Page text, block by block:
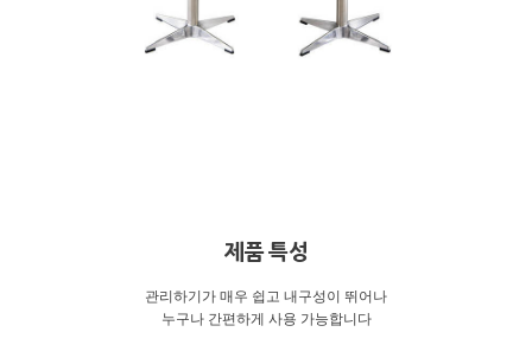
제품 특성
관리하기가 매우 쉽고 내구성이 뛰어나
누구나 간편하게 사용 가능합니다